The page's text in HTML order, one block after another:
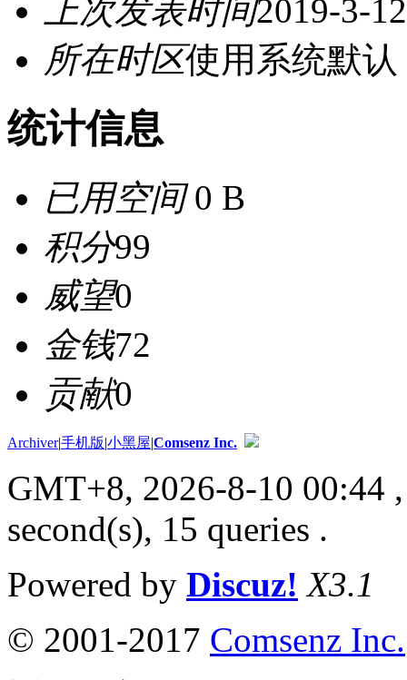
上次发表时间2019-3-
所在时区使用系统默认
统计信息
已用空间0 B
积分99
威望0
金钱72
贡献0
Archiver|手机版|小黑屋|Comsenz Inc.
GMT+8, 2026-8-10 00:44
second(s), 15 queries .
Powered by Discuz! X3.1
© 2001-2017 Comsenz Inc.